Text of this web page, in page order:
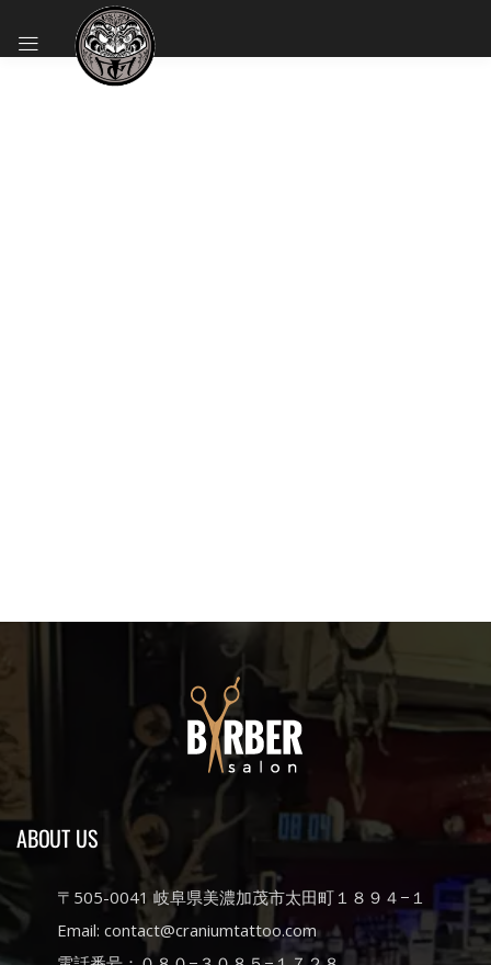
NEW BARBERSHOP SOLUTIONS
ABOUT US
〒505-0041 岐阜県美濃加茂市太田町１８９４−１
Email: contact@craniumtattoo.com